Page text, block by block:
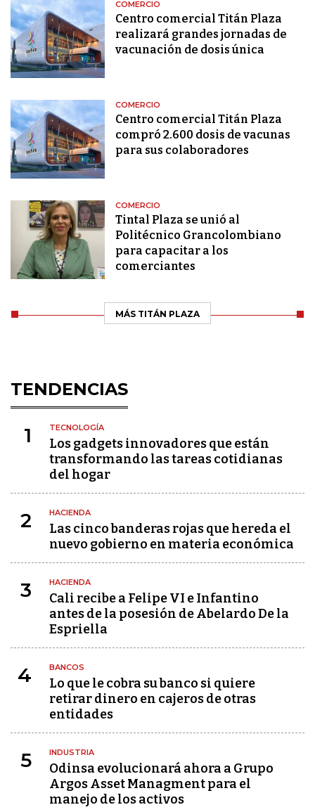
COMERCIO
Centro comercial Titán Plaza
realizará grandes jornadas de
vacunación de dosis única
COMERCIO
Centro comercial Titán Plaza
compró 2.600 dosis de vacunas
para sus colaboradores
COMERCIO
Tintal Plaza se unió al
Politécnico Grancolombiano
para capacitar a los
comerciantes
MÁS TITÁN PLAZA
TENDENCIAS
1 TECNOLOGÍA
Los gadgets innovadores que están
transformando las tareas cotidianas
del hogar
2 HACIENDA
Las cinco banderas rojas que hereda el
nuevo gobierno en materia económica
3 HACIENDA
Cali recibe a Felipe VI e Infantino
antes de la posesión de Abelardo De la
Espriella
4 BANCOS
Lo que le cobra su banco si quiere
retirar dinero en cajeros de otras
entidades
5 INDUSTRIA
Odinsa evolucionará ahora a Grupo
Argos Asset Managment para el
manejo de los activos